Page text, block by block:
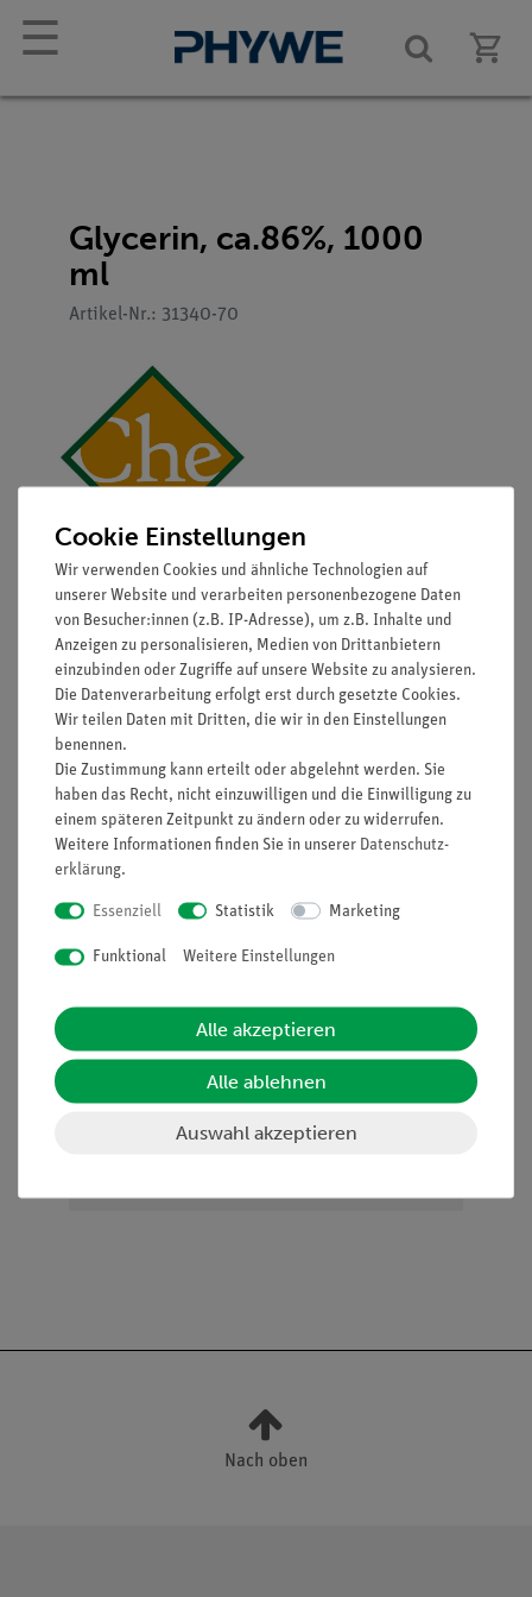
☰
Glycerin, ca.86%, 1000
ml
Artikel-Nr.: 31340-70
Funktion und Verwendung
Glycerin (technisch, 86%)
CAS-Nummer: 56-81-5
Signalwort: kein
Gefahrenklasse und
Gefahrenkategorie
HINWEIS: Bitte beachten sie, dass wir keine
Chemikalien an Privatpersonen verkaufen. Lt.
ChemVerbotsV geben wir Chemikalien nur an
Wiederverkäufer, berufsmässige Verwender und
Nach oben
Cookie Einstellungen
Wir verwenden Cookies und ähnliche Technologien auf
unserer Website und verarbeiten personenbezogene Daten
von Besucher:innen (z.B. IP-Adresse), um z.B. Inhalte und
Anzeigen zu personalisieren, Medien von Drittanbietern
einzubinden oder Zugriffe auf unsere Website zu analysieren.
Die Datenverarbeitung erfolgt erst durch gesetzte Cookies.
Wir teilen Daten mit Dritten, die wir in den Einstellungen
benennen.
Die Zustimmung kann erteilt oder abgelehnt werden. Sie
haben das Recht, nicht einzuwilligen und die Einwilligung zu
einem späteren Zeitpunkt zu ändern oder zu widerrufen.
Weitere Informationen finden Sie in unserer Daten­schutz­
erklärung.
Essenziell Statistik Marketing
Funktional Weitere Einstellungen
Alle akzeptieren
Alle ablehnen
Auswahl akzeptieren